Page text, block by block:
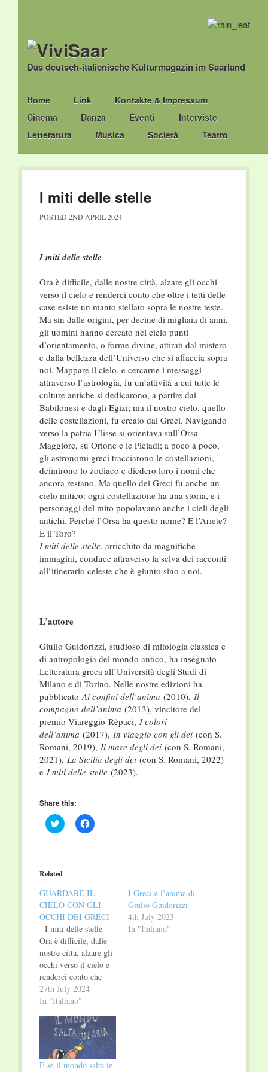
Das deutsch-italienische Kulturmagazin im Saarland
Main menu
Skip
to
content
Home Link
Kontakte & Impressum
Cinema
Danza Eventi
Interviste
Letteratura
Musica Società Teatro
I miti delle stelle
POSTED 2ND APRIL 2024
I miti delle stelle
Ora è difficile, dalle nostre città, alzare gli occhi
verso il cielo e renderci conto che oltre i tetti delle
case esiste un manto stellato sopra le nostre teste.
Ma sin dalle origini, per decine di migliaia di anni,
gli uomini hanno cercato nel cielo punti
d’orientamento, o forme divine, attirati dal mistero
e dalla bellezza dell’Universo che si affaccia sopra
noi. Mappare il cielo, e cercarne i messaggi
attraverso l’astrologia, fu un’attività a cui tutte le
culture antiche si dedicarono, a partire dai
Babilonesi e dagli Egizi; ma il nostro cielo, quello
delle costellazioni, fu creato dai Greci. Navigando
verso la patria Ulisse si orientava sull’Orsa
Maggiore, su Orione e le Pleiadi; a poco a poco,
gli astronomi greci tracciarono le costellazioni,
definirono lo zodiaco e diedero loro i nomi che
ancora restano. Ma quello dei Greci fu anche un
cielo mitico: ogni costellazione ha una storia, e i
personaggi del mito popolavano anche i cieli degli
antichi. Perché l’Orsa ha questo nome? E l’Ariete?
E il Toro?
I miti delle stelle, arricchito da magnifiche
immagini, conduce attraverso la selva dei racconti
all’itinerario celeste che è giunto sino a noi.
L’autore
Giulio Guidorizzi, studioso di mitologia classica e
di antropologia del mondo antico, ha insegnato
Letteratura greca all’Università degli Studi di
Milano e di Torino. Nelle nostre edizioni ha
pubblicatoAi confini dell’anima (2010), Il
compagno dell’anima (2013), vincitore del
premio Viareggio-Rèpaci, I colori
dell’anima (2017), In viaggio con gli dei(con S.
Romani, 2019), Il mare degli dei (con S. Romani,
2021), La Sicilia degli dei(con S. Romani, 2022)
e I miti delle stelle (2023).
Share this:
Click
to
(Opens
in
new
Click
to
Related
GUARDARE IL
CIELO CON GLI
OCCHI DEI GRECI
I miti delle stelle
Ora è difficile, dalle
nostre città, alzare gli
occhi verso il cielo e
renderci conto che
oltre i tetti delle case
esiste un manto
teste. Ma sin dalle
origini, per decine di
migliaia di anni, gli
uomini hanno cercato
27th July 2024
In "Italiano"
I Greci e l’anima di
Giulio Guidorizzi
4th July 2023
In "Italiano"
E se il mondo salta in